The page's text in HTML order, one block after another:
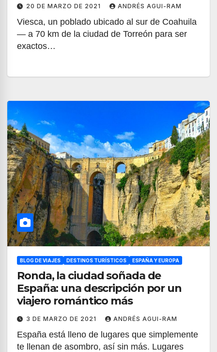
20 DE MARZO DE 2021 ANDRÉS AGUI-RAM
Viesca, un poblado ubicado al sur de Coahuila
— a 70 km de la ciudad de Torreón para ser
exactos…
BLOG DE VIAJES DESTINOS TURÍSTICOS ESPAÑA Y EUROPA
Ronda, la ciudad soñada de
España: una descripción por un
viajero romántico más
3 DE MARZO DE 2021 ANDRÉS AGUI-RAM
España está lleno de lugares que simplemente
te llenan de asombro, así sin más. Lugares